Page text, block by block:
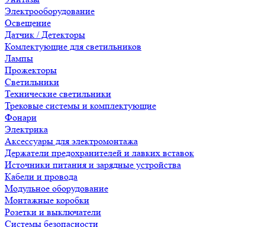
Электрооборудование
Освещение
Датчик / Детекторы
Комлектующие для светильников
Лампы
Прожекторы
Светильники
Технические светильники
Трековые системы и комплектующие
Фонари
Электрика
Аксессуары для электромонтажа
Держатели предохранителей и лавких вставок
Источники питания и зарядные устройства
Кабели и провода
Модульное оборудование
Монтажные коробки
Розетки и выключатели
Системы безопасности